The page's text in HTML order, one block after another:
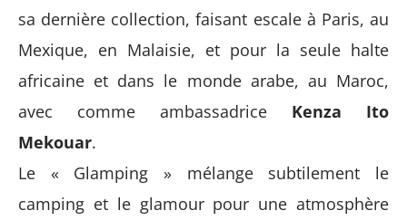
sa dernière collection, faisant escale à Paris, au
Mexique, en Malaisie, et pour la seule halte
africaine et dans le monde arabe, au Maroc,
avec comme ambassadrice Kenza Ito
Mekouar.
Le « Glamping » mélange subtilement le
camping et le glamour pour une atmosphère